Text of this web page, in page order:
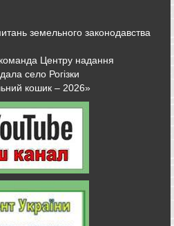
земельного законодавства
Центру надання
село Рогізки
кошик – 2026»